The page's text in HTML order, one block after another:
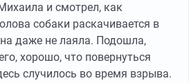
и смотрел, как
собаки раскачивается в
даже не лаяла. Подошла,
хорошо, что повернуться
случилось во время взрыва.